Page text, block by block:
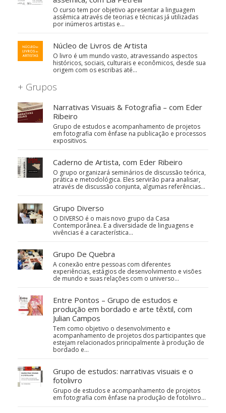
O curso tem por objetivo apresentar a linguagem
assêmica através de teorias e técnicas já utilizadas
por inúmeros artistas e…
Núcleo de Livros de Artista
O livro é um mundo vasto, atravessando aspectos
históricos, sociais, culturais e econômicos, desde sua
origem com os escribas até…
+ Grupos
Narrativas Visuais & Fotografia – com Eder
Ribeiro
Grupo de estudos e acompanhamento de projetos
em fotografia com ênfase na publicação e processos
expositivos.
Caderno de Artista, com Eder Ribeiro
O grupo organizará seminários de discussão teórica,
prática e metodológica. Eles servirão para analisar,
através de discussão conjunta, algumas referências…
Grupo Diverso
O DIVERSO é o mais novo grupo da Casa
Contemporânea. E a diversidade de linguagens e
vivências é a característica…
Grupo De Quebra
A conexão entre pessoas com diferentes
experiências, estágios de desenvolvimento e visões
de mundo e suas relações com o universo…
Entre Pontos – Grupo de estudos e
produção em bordado e arte têxtil, com
Julian Campos
Tem como objetivo o desenvolvimento e
acompanhamento de projetos dos participantes que
estejam relacionados principalmente à produção de
bordado e…
Grupo de estudos: narrativas visuais e o
fotolivro
Grupo de estudos e acompanhamento de projetos
em fotografia com ênfase na produção de fotolivro...